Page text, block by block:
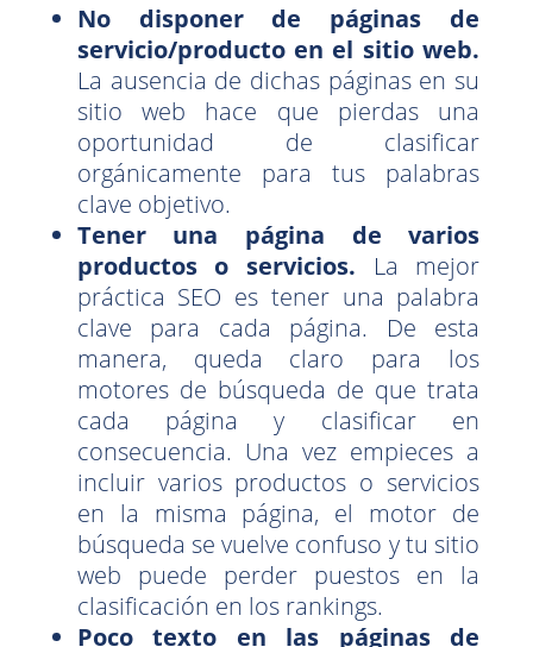
No disponer de páginas de
servicio/producto en el sitio web.
La ausencia de dichas páginas en su
sitio web hace que pierdas una
oportunidad de clasificar
orgánicamente para tus palabras
clave objetivo.
Tener una página de varios
productos o servicios. La mejor
práctica SEO es tener una palabra
clave para cada página. De esta
manera, queda claro para los
motores de búsqueda de que trata
cada página y clasificar en
consecuencia. Una vez empieces a
incluir varios productos o servicios
en la misma página, el motor de
búsqueda se vuelve confuso y tu sitio
web puede perder puestos en la
clasificación en los rankings.
Poco texto en las páginas de